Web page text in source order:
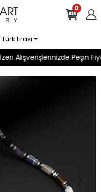
Alışverişlerinizde Peşin
0
Türk Lirası